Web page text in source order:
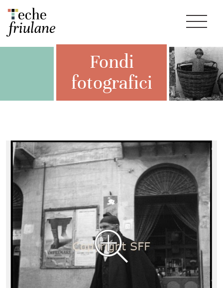
Fondi
fotografici